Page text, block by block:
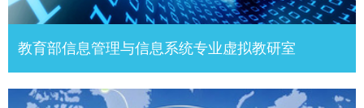
教育部信息管理与信息系统专业虚拟教研室